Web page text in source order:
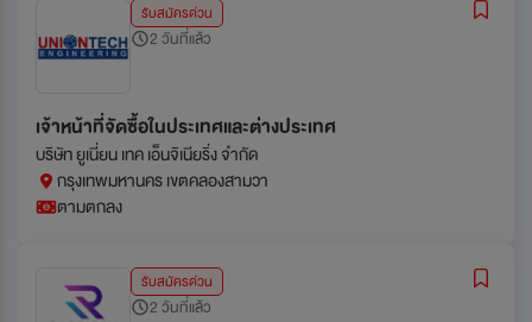
รับสมัครด่วน
2 วันที่แล้ว
เจ้าหน้าที่จัดซื้อในประเทศและต่างประเทศ
บริษัท ยูเนี่ยน เทค เอ็นจิเนียริ่ง จำกัด
กรุงเทพมหานคร เขตคลองสามวา
ตามตกลง
รับสมัครด่วน
2 วันที่แล้ว